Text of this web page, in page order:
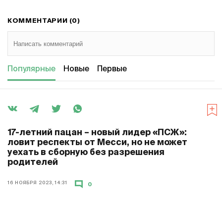
КОММЕНТАРИИ (0)
Популярные Новые Первые
17-летний пацан – новый лидер «ПСЖ»:
ловит респекты от Месси, но не может
уехать в сборную без разрешения
родителей
16 НОЯБРЯ 2023, 14:31 0